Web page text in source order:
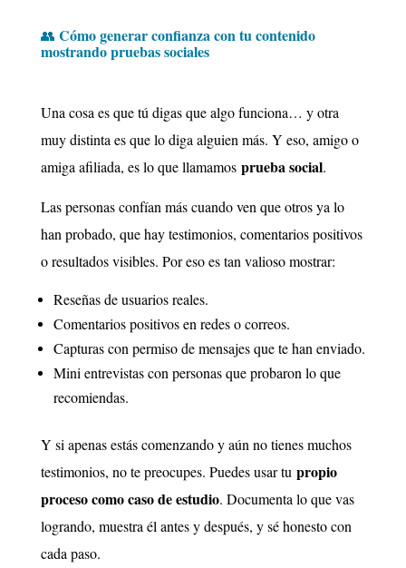
👥 Cómo generar confianza con tu contenido
mostrando pruebas sociales
Una cosa es que tú digas que algo funciona… y otra
muy distinta es que lo diga alguien más. Y eso, amigo o
amiga afiliada, es lo que llamamos prueba social.
Las personas confían más cuando ven que otros ya lo
han probado, que hay testimonios, comentarios positivos
o resultados visibles. Por eso es tan valioso mostrar:
Reseñas de usuarios reales.
Comentarios positivos en redes o correos.
Capturas con permiso de mensajes que te han enviado.
Mini entrevistas con personas que probaron lo que
recomiendas.
Y si apenas estás comenzando y aún no tienes muchos
testimonios, no te preocupes. Puedes usar tu propio
proceso como caso de estudio. Documenta lo que vas
logrando, muestra él antes y después, y sé honesto con
cada paso.